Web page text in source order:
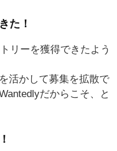
た！
リーを獲得できたよう
活かして募集を拡散で
だからこそ、と